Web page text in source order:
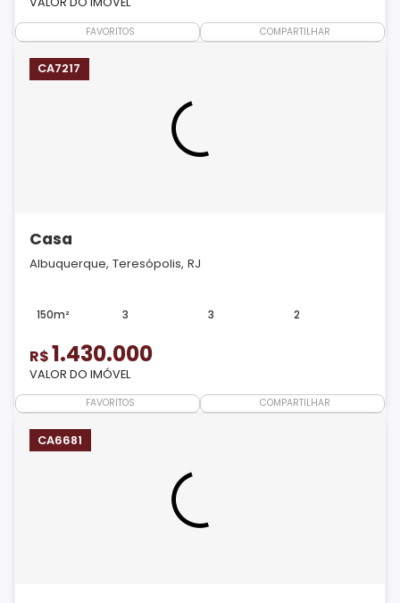
FAVORITOS COMPARTILHAR
CA7217
Casa
Albuquerque, Teresópolis, RJ
150m² 3 3 2
R$1.430.000
VALOR DO IMÓVEL
FAVORITOS COMPARTILHAR
CA6681